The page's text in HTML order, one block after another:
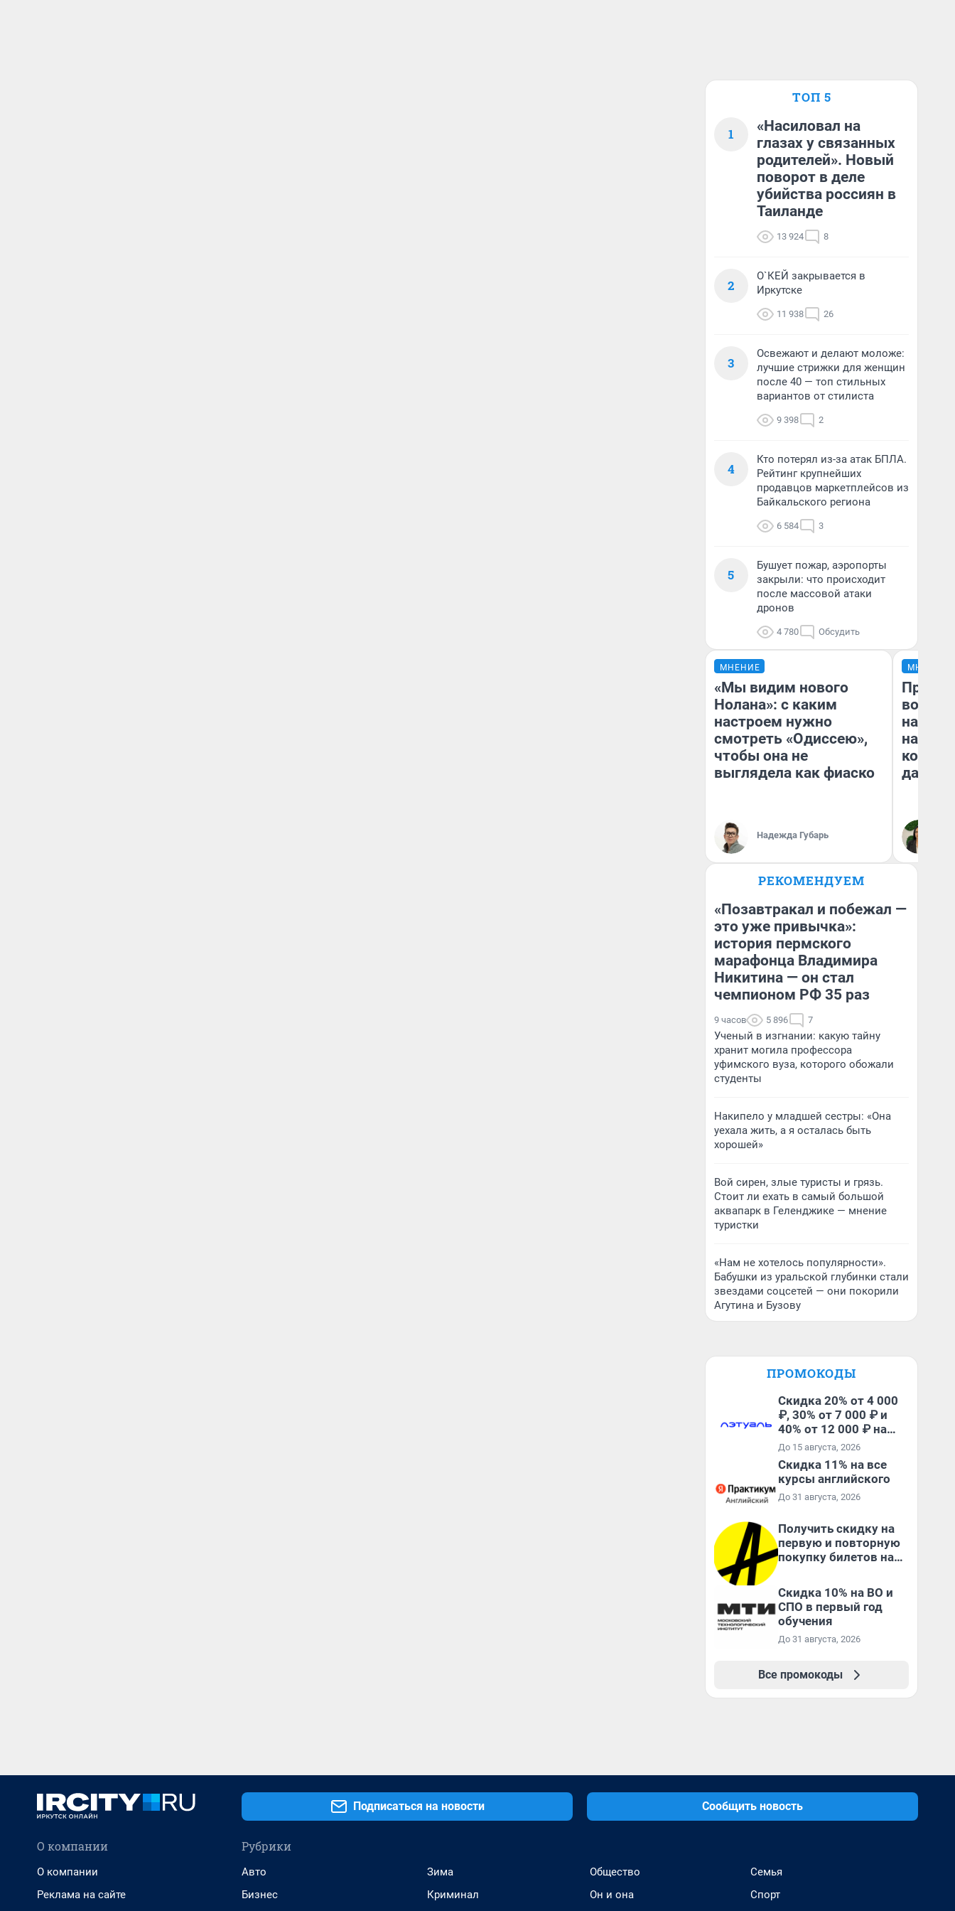
ТОП 5
1
«Насиловал на
глазах у связанных
родителей». Новый
поворот в деле
убийства россиян в
Таиланде
13 924 8
2
О`КЕЙ закрывается в
Иркутске
11 938 26
3
Освежают и делают моложе:
лучшие стрижки для женщин
после 40 — топ стильных
вариантов от стилиста
9 398 2
4
Кто потерял из-за атак БПЛА.
Рейтинг крупнейших
продавцов маркетплейсов из
Байкальского региона
6 584 3
5
Бушует пожар, аэропорты
закрыли: что происходит
после массовой атаки
дронов
4 780 Обсудить
МНЕНИЕ
«Мы видим нового
Нолана»: с каким
настроем нужно
смотреть «Одиссею»,
чтобы она не
выглядела как фиаско
Надежда Губарь
МНЕНИЕ
нам
даже
РЕКОМЕНДУЕМ
«Позавтракал и побежал —
это уже привычка»:
история пермского
марафонца Владимира
Никитина — он стал
чемпионом РФ 35 раз
9 часов 5 896 7
Ученый в изгнании: какую тайну
хранит могила профессора
уфимского вуза, которого обожали
студенты
Накипело у младшей сестры: «Она
уехала жить, а я осталась быть
хорошей»
Вой сирен, злые туристы и грязь.
Стоит ли ехать в самый большой
аквапарк в Геленджике — мнение
туристки
«Нам не хотелось популярности».
Бабушки из уральской глубинки стали
звездами соцсетей — они покорили
Агутина и Бузову
ПРОМОКОДЫ
Скидка 20% от 4 000
₽, 30% от 7 000 ₽ и
40% от 12 000 ₽ на
первый и все
повторные заказы по
промокоду ТРЕНД
До 15 августа, 2026
Скидка 11% на все
курсы английского
До 31 августа, 2026
Получить скидку на
первую и повторную
покупку билетов на
Скидка 10% на ВО и
СПО в первый год
обучения
До 31 августа, 2026
Все промокоды
Подписаться на новости Сообщить новость
О компании
О компании
Реклама на сайте
Рубрики
Авто
Бизнес
Зима
Криминал
Общество
Он и она
Семья
Спорт